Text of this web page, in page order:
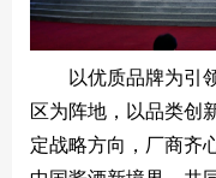
以优质品牌为引领
区为阵地，以品类创
定战略方向，厂商齐